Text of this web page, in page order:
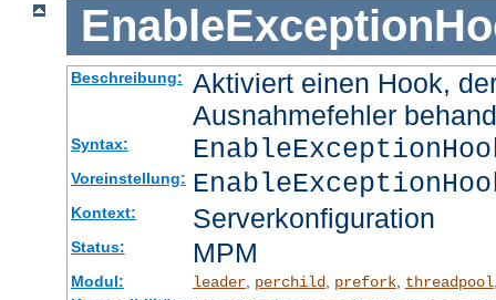
Beschreibung:
Aktiviert einen Hook,
Ausnahmefehler
Syntax:
Voreinstellung:
Kontext: Serverkonfiguration
Status: MPM
Modul: leader, perchild, prefork, threadpool